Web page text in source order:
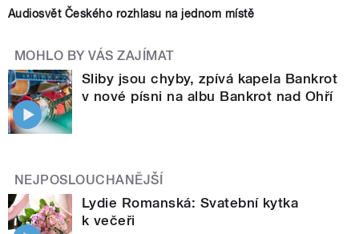
Audiosvět Českého rozhlasu na jednom místě
MOHLO BY VÁS ZAJÍMAT
Sliby jsou chyby, zpívá kapela Bankrot
v nové písni na albu Bankrot nad Ohří
NEJPOSLOUCHANĚJŠÍ
Lydie Romanská: Svatební kytka
k večeři